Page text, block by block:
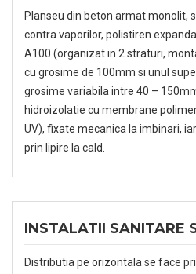
Planseu din beton armat monolit,
contra vaporilor, polistiren
A100 (organizat in 2 straturi,
cu grosime de 100mm si unul
grosime variabila intre 40 –
hidroizolatie cu membrane
UV), fixate mecanica la imbinari,
prin lipire la cald.
INSTALATII SANITARE
Distributia pe orizontala se face